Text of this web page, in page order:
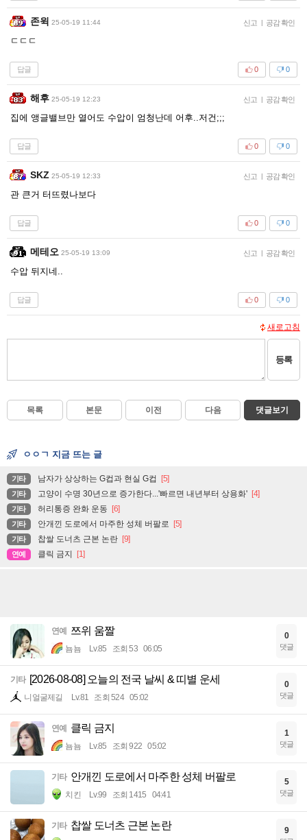
존윅 25-05-19 11:44 신고 | 공감 확인
ㄷㄷㄷ
답글 0
0
해후 25-05-19 12:23 신고 | 공감 확인
집에 앵글밸브만 열어도 수압이 엄청난데 어후..저건;;;
답글 0
0
SKZ 25-05-19 12:33 신고 | 공감 확인
관 큰거 터뜨렸나보다
답글 0
0
메테오 25-05-19 13:09 신고 | 공감 확인
수압 뒤지네..
답글 0
0
새로고침
등록
목록 본문 이전 다음 댓글보기
ㅇㅇㄱ 지금 뜨는 글
기타 남자가 상상하는 G컵과 현실 G컵 [5]
기타 고양이 수명 30년으로 증가한다...'빠르면 내년부터 상용화' [4]
기타 허리통증 완화 운동 [6]
기타 안개낀 도로에서 마주한 성체 버팔로 [5]
기타 찹쌀 도너츠 근본 논란 [9]
연예 클릭 금지 [1]
연예 쯔위 움짤
뇸뇸 Lv.85 조회 53 06:05
0
댓글
기타 [2026-08-08] 오늘의 전국 날씨 & 띠별 운세
니얼굴제길 Lv.81 조회 524 05:02
0
댓글
연예 클릭 금지
뇸뇸 Lv.85 조회 922 05:02
1
댓글
기타 안개낀 도로에서 마주한 성체 버팔로
치킨 Lv.99 조회 1415 04:41
5
댓글
기타 찹쌀 도너츠 근본 논란 9